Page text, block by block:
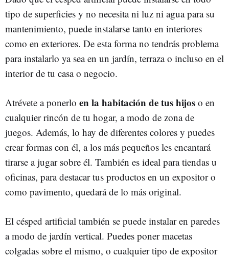
tipo de superficies y no necesita ni luz ni agua para su
mantenimiento, puede instalarse tanto en interiores
como en exteriores. De esta forma no tendrás problema
para instalarlo ya sea en un jardín, terraza o incluso en el
interior de tu casa o negocio.
Atrévete a ponerlo en la habitación de tus hijos o en
cualquier rincón de tu hogar, a modo de zona de
juegos. Además, lo hay de diferentes colores y puedes
crear formas con él, a los más pequeños les encantará
tirarse a jugar sobre él. También es ideal para tiendas u
oficinas, para destacar tus productos en un expositor o
como pavimento, quedará de lo más original.
El césped artificial también se puede instalar en paredes
a modo de jardín vertical. Puedes poner macetas
colgadas sobre el mismo, o cualquier tipo de expositor